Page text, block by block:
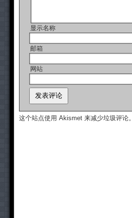
显示名称
邮箱
网站
这个站点使用 Akismet 来减少垃圾评论。